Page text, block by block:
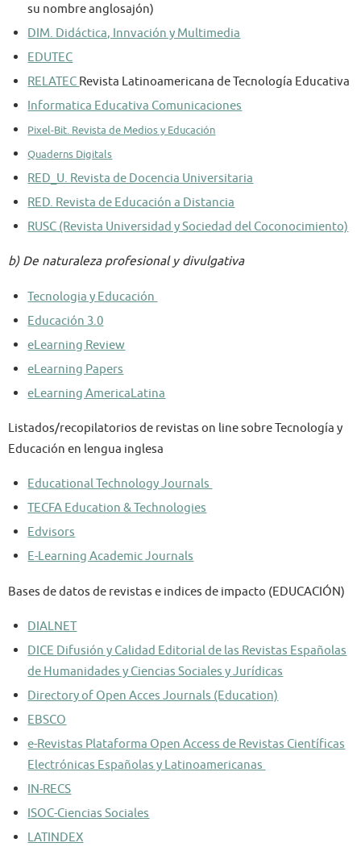
su nombre anglosajón)
DIM. Didáctica, Innvación y Multimedia
EDUTEC
RELATEC Revista Latinoamericana de Tecnología Educativa
Informatica Educativa Comunicaciones
Pixel-Bit. Revista de Medios y Educación
Quaderns Digitals
RED_U. Revista de Docencia Universitaria
RED. Revista de Educación a Distancia
RUSC (Revista Universidad y Sociedad del Coconocimiento)
b) De naturaleza profesional y divulgativa
Tecnologia y Educación
Educación 3.0
eLearning Review
eLearning Papers
eLearning AmericaLatina
Listados/recopilatorios de revistas on line sobre Tecnología y
Educación en lengua inglesa
Educational Technology Journals
TECFA Education & Technologies
Edvisors
E-Learning Academic Journals
Bases de datos de revistas e indices de impacto (EDUCACIÓN)
DIALNET
DICE Difusión y Calidad Editorial de las Revistas Españolas
de Humanidades y Ciencias Sociales y Jurídicas
Directory of Open Acces Journals (Education)
EBSCO
e-Revistas Plataforma Open Access de Revistas Científicas
Electrónicas Españolas y Latinoamericanas
IN-RECS
ISOC-Ciencias Sociales
LATINDEX